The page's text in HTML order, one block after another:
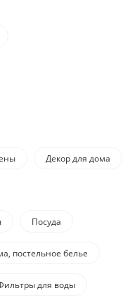
Декор для дома
Посуда
постельное белье
для воды